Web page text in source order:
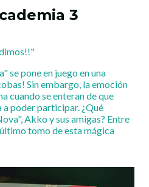
3
se pone en juego en una
Sin embargo, la emoción
cuando se enteran de que
a poder participar. ¿Qué
Akko y sus amigas? Entre
tomo de esta mágica